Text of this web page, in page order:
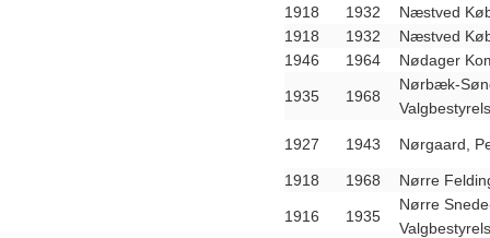
1918
1932
Næstved
1918
1932
Næstved
1946
1964 Nødager
1935 1968
Nørbæk-
1927 1943 Nørgaard,
1918 1968 Nørre
1916 1935
Nørre